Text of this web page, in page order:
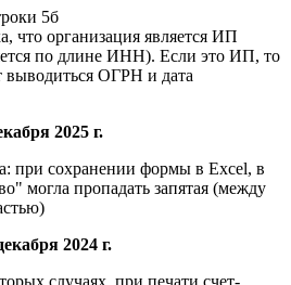
5б
что организация является ИП
по длине ИНН). Если это ИП, то
ОГРН и дата
2025 г.
при сохранении формы в Excel, в
могла пропадать запятая (между
2024 г.